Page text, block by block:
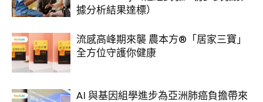
據分析結果達標）
流感高峰期來襲 農本方®「居家三寶」
全方位守護你健康
AI 與基因組學進步為亞洲肺癌負擔帶來